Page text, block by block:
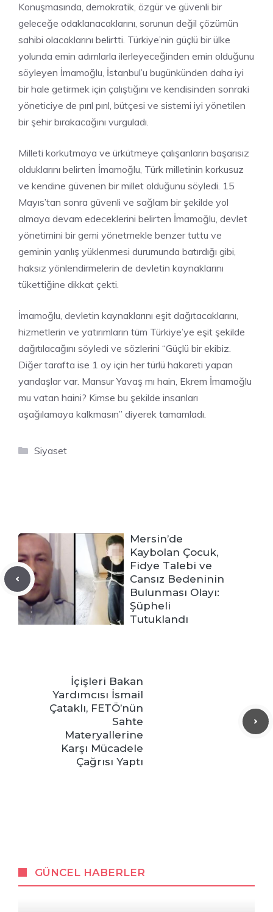
Konuşmasında, demokratik, özgür ve güvenli bir
geleceğe odaklanacaklarını, sorunun değil çözümün
sahibi olacaklarını belirtti. Türkiye’nin güçlü bir ülke
yolunda emin adımlarla ilerleyeceğinden emin olduğunu
söyleyen İmamoğlu, İstanbul’u bugünkünden daha iyi
bir hale getirmek için çalıştığını ve kendisinden sonraki
yöneticiye de pırıl pırıl, bütçesi ve sistemi iyi yönetilen
bir şehir bırakacağını vurguladı.
Milleti korkutmaya ve ürkütmeye çalışanların başarısız
olduklarını belirten İmamoğlu, Türk milletinin korkusuz
ve kendine güvenen bir millet olduğunu söyledi. 15
Mayıs’tan sonra güvenli ve sağlam bir şekilde yol
almaya devam edeceklerini belirten İmamoğlu, devlet
yönetimini bir gemi yönetmekle benzer tuttu ve
geminin yanlış yüklenmesi durumunda batırdığı gibi,
haksız yönlendirmelerin de devletin kaynaklarını
tükettiğine dikkat çekti.
İmamoğlu, devletin kaynaklarını eşit dağıtacaklarını,
hizmetlerin ve yatırımların tüm Türkiye’ye eşit şekilde
dağıtılacağını söyledi ve sözlerini “Güçlü bir ekibiz.
Diğer tarafta ise 1 oy için her türlü hakareti yapan
yandaşlar var. Mansur Yavaş mı hain, Ekrem İmamoğlu
mu vatan haini? Kimse bu şekilde insanları
aşağılamaya kalkmasın” diyerek tamamladı.
Kategoriler
Siyaset
Mersin’de
Kaybolan Çocuk,
Fidye Talebi ve
Cansız Bedeninin
Bulunması Olayı:
Şüpheli
Tutuklandı
İçişleri Bakan
Yardımcısı İsmail
Çataklı, FETÖ’nün
Sahte
Materyallerine
Karşı Mücadele
Çağrısı Yaptı
GÜNCEL HABERLER